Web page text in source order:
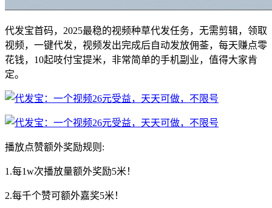
代发宝首码，2025最稳的视频种草代发任务，无需剪辑，领取
视频，一键代发，视频发出完成后自动发放佣菳，每天赚点零
花钱，10起吱付宝提米，非常简单的手机副业，值得大家肯
定。
播放点赞额外奖励规则:
1.每1w次播放量额外奖励5米！
2.每千个赞可额外嘉奖5米！